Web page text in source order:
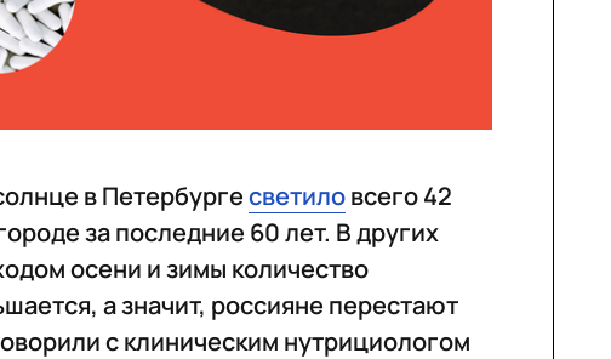
в Петербургесветиловсего 42
за последние 60 лет. В других
осени и зимы количество
а значит, россияне перестают
с клиническим нутрициологом